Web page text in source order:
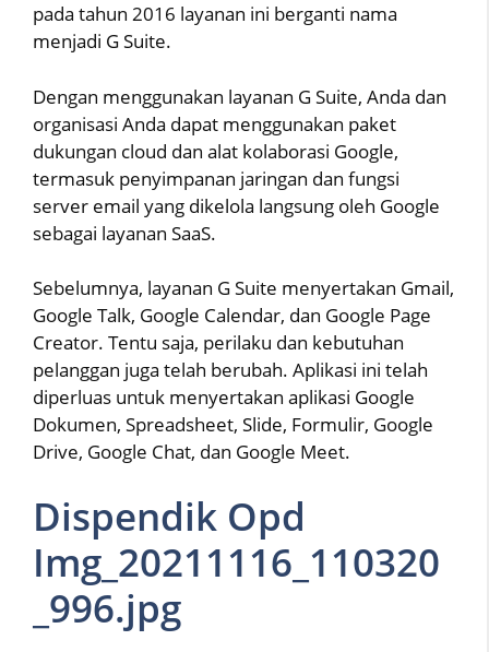
pada tahun 2016 layanan ini berganti nama
menjadi G Suite.
Dengan menggunakan layanan G Suite, Anda dan
organisasi Anda dapat menggunakan paket
dukungan cloud dan alat kolaborasi Google,
termasuk penyimpanan jaringan dan fungsi
server email yang dikelola langsung oleh Google
sebagai layanan SaaS.
Sebelumnya, layanan G Suite menyertakan Gmail,
Google Talk, Google Calendar, dan Google Page
Creator. Tentu saja, perilaku dan kebutuhan
pelanggan juga telah berubah. Aplikasi ini telah
diperluas untuk menyertakan aplikasi Google
Dokumen, Spreadsheet, Slide, Formulir, Google
Drive, Google Chat, dan Google Meet.
Dispendik Opd
Img_20211116_110320
_996.jpg